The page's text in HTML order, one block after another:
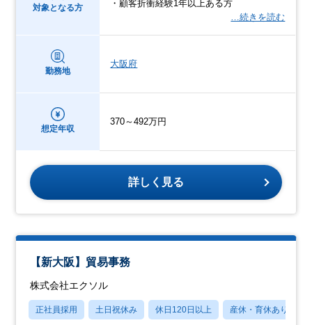
対象となる方
・顧客折衝経験1年以上ある方
…続きを読む
勤務地
大阪府
想定年収
370～492万円
詳しく見る
【新大阪】貿易事務
株式会社エクソル
正社員採用 土日祝休み 休日120日以上 産休・育休あり